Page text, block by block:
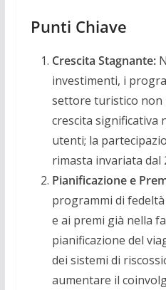
Punti Chiave
Crescita Stagnante:
investimenti, i
settore turistico
crescita significativa
utenti; la
rimasta invariata dal
Pianificazione e
programmi di
e ai premi già nella
pianificazione del
dei sistemi di
aumentare il